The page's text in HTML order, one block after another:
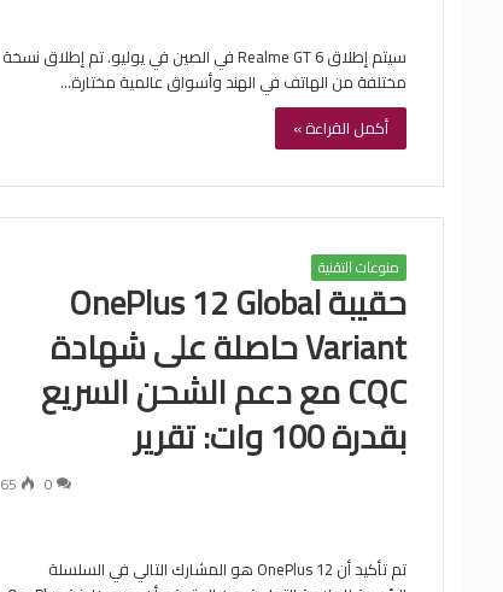
سيتم إطلاق Realme GT 6 في الصين في يوليو. تم إطلاق نسخة
مختلفة من الهاتف في الهند وأسواق عالمية مختارة…
أكمل القراءة »
منوعات التقنية
حقيبة OnePlus 12 Global
Variant حاصلة على شهادة
CQC مع دعم الشحن السريع
بقدرة 100 وات: تقرير
0
65
تم تأكيد أن OnePlus 12 هو المشارك التالي في السلسلة